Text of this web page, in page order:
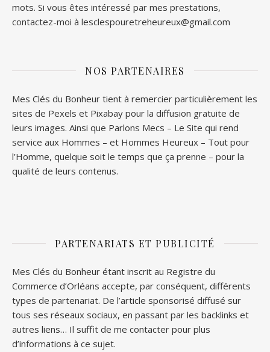
mots. Si vous êtes intéressé par mes prestations,
contactez-moi à lesclespouretreheureux@gmail.com
NOS PARTENAIRES
Mes Clés du Bonheur tient à remercier particulièrement les
sites de Pexels et Pixabay pour la diffusion gratuite de
leurs images. Ainsi que Parlons Mecs – Le Site qui rend
service aux Hommes – et Hommes Heureux – Tout pour
l’Homme, quelque soit le temps que ça prenne – pour la
qualité de leurs contenus.
PARTENARIATS ET PUBLICITÉ
Mes Clés du Bonheur étant inscrit au Registre du
Commerce d’Orléans accepte, par conséquent, différents
types de partenariat. De l’article sponsorisé diffusé sur
tous ses réseaux sociaux, en passant par les backlinks et
autres liens… Il suffit de me contacter pour plus
d’informations à ce sujet.